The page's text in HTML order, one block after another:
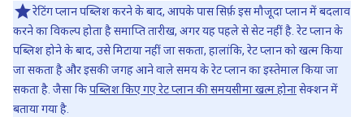
रेटिंग प्लान पब्लिश करने के बाद, आपके पास सिर्फ़ इस मौजूदा प्लान में बदलाव
करने का विकल्प होता है समाप्ति तारीख, अगर यह पहले से सेट नहीं है. रेट प्लान के
पब्लिश होने के बाद, उसे मिटाया नहीं जा सकता, हालांकि, रेट प्लान को खत्म किया
जा सकता है और इसकी जगह आने वाले समय के रेट प्लान का इस्तेमाल किया जा
सकता है. जैसा किपब्लिश किए गए रेट प्लान की समयसीमा खत्म होनासेक्शन में
बताया गया है.